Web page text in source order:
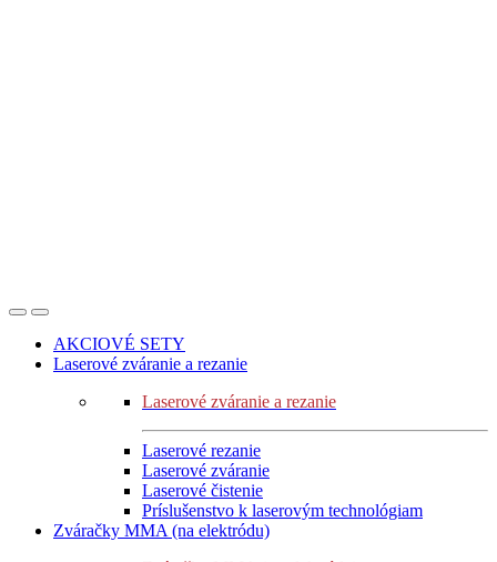
AKCIOVÉ SETY
Laserové zváranie a rezanie
Laserové zváranie a rezanie
Laserové rezanie
Laserové zváranie
Laserové čistenie
Príslušenstvo k laserovým technológiam
Zváračky MMA (na elektródu)